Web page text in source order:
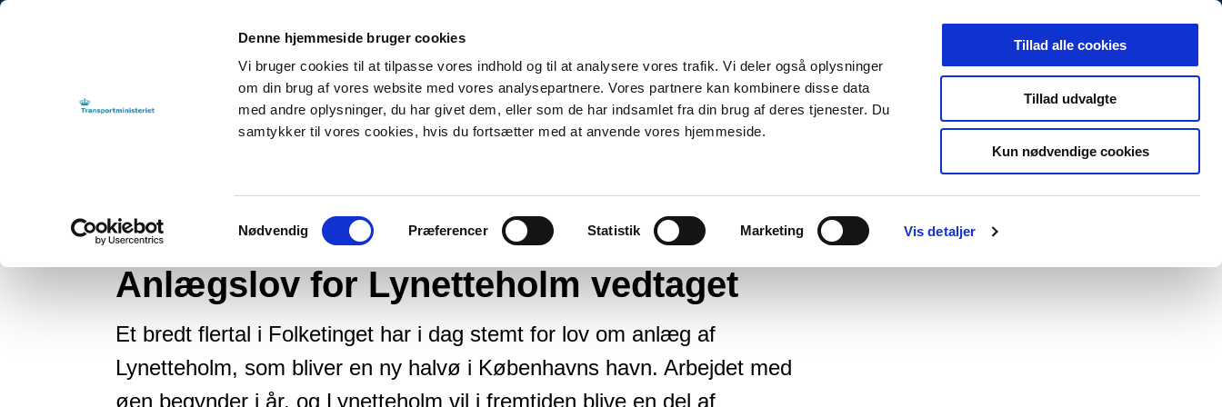
Denne hjemmeside bruger cookies
Vi bruger cookies til at tilpasse vores indhold og til at analysere vores trafik. Vi deler også oplysninger
om din brug af vores website med vores analysepartnere. Vores partnere kan kombinere disse data
med andre oplysninger, du har givet dem, eller som de har indsamlet fra din brug af deres tjenester. Du
samtykker til vores cookies, hvis du fortsætter med at anvende vores hjemmeside.
Samtykkevalg
Nødvendig Præferencer Statistik Marketing Vis detaljer
Tillad alle cookies
Tillad udvalgte
Kun nødvendige cookies
Presse Job og karriere
MINISTERIET
Print Forstør tekst
Nyhed
Anlægslov for Lynetteholm vedtaget
Et bredt flertal i Folketinget har i dag stemt for lov om anlæg af
Lynetteholm, som bliver en ny halvø i Københavns havn. Arbejdet med
øen begynder i år, og Lynetteholm vil i fremtiden blive en del af